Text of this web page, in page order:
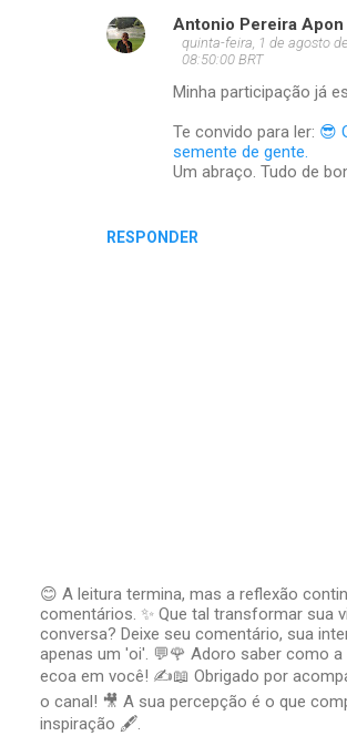
RESPONDER
Antonio Pereira Apon
quinta-feira, 1 de agosto
08:50:00 BRT
Minha participação já
Te convido para ler: 😎
semente de gente.
Um abraço. Tudo de
P
o
s
t
a
r
😊 A leitura termina, mas a reflexão
comentários. ✨ Que tal transformar sua
conversa? Deixe seu comentário, sua
apenas um 'oi'. 💬🌹 Adoro saber como a
ecoa em você! ✍️📖 Obrigado por
o canal! 🎥 A sua percepção é o que
inspiração 🖋️.